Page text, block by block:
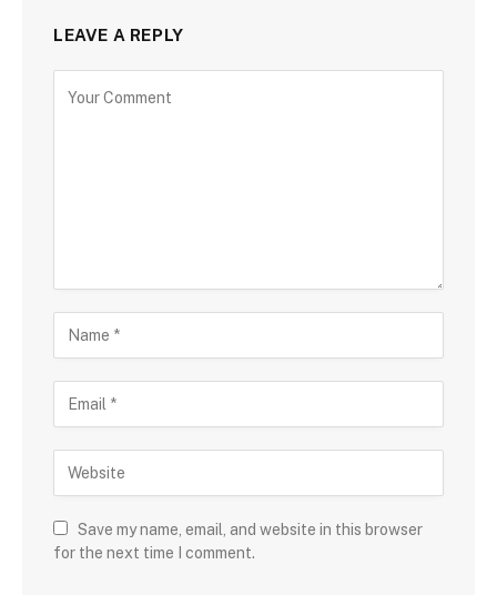
LEAVE A REPLY
Save my name, email, and website in this browser
for the next time I comment.